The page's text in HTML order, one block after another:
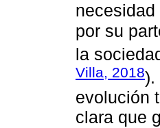
por su
la
Villa, 2018).
evolución
clara que